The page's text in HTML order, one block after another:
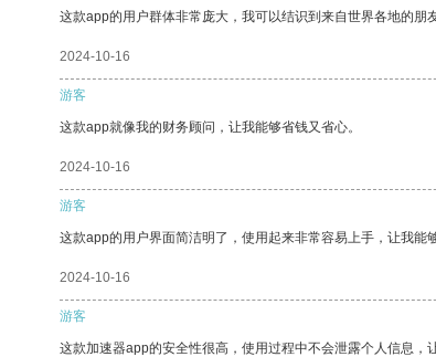
这款app的用户群体非常庞大，我可以结识到来自世界各地的朋友
2024-10-16
游客
这款app就像我的财务顾问，让我能够省钱又省心。
2024-10-16
游客
这款app的用户界面简洁明了，使用起来非常容易上手，让我能
2024-10-16
游客
这款加速器app的安全性很高，使用过程中不会泄露个人信息，